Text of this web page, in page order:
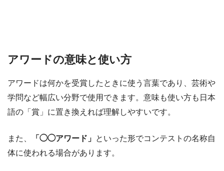
アワードの意味と使い方
アワードは何かを受賞したときに使う言葉であり、芸術や
学問など幅広い分野で使用できます。意味も使い方も日本
語の「賞」に置き換えれば理解しやすいです。
また、 「◯◯アワード」 といった形でコンテストの名称自
体に使われる場合があります。